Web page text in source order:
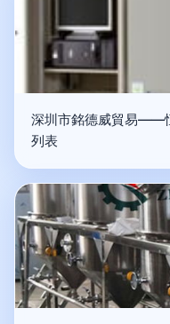
深圳市銘德威貿易——
列表